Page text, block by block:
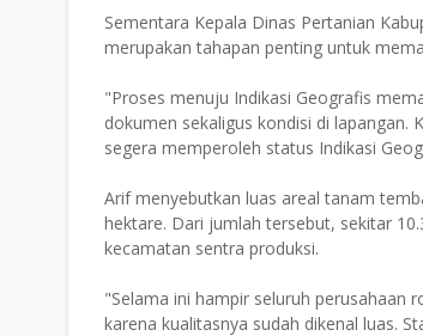
Sementara Kepala Dinas Pertanian
merupakan tahapan penting untuk
"Proses menuju Indikasi Geografis
dokumen sekaligus kondisi di lapangan.
segera memperoleh status Indikasi
Arif menyebutkan luas areal tanam
hektare. Dari jumlah tersebut, sekitar
kecamatan sentra produksi.
"Selama ini hampir seluruh perusahaan
karena kualitasnya sudah dikenal luas.